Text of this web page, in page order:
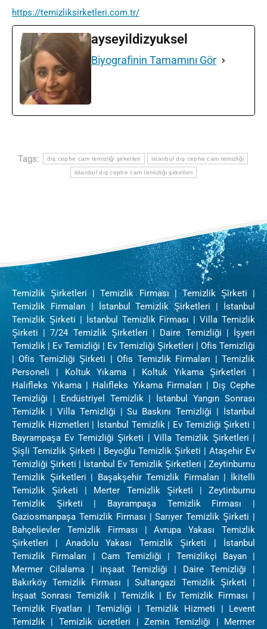
https://temizliksirketleri.com.tr/
ayseyildizyuksel
Biyografinin Tamamını Gör
Tags: dış cephe cam temizliği şirketleri istanbul dış cephe cam temizliği
istanbul dış cephe cam temizliği şirketleri
Temizlik Şirketleri | Temizlik Firması | Temizlik Şirketi |
Temizlik Firmaları | İstanbul Temizlik Şirketleri | İstanbul
Temizlik Şirketi | İstanbul Temizlik Firması | Villa Temizlik
Şirketi | 7/24 Temizlik Şirketleri | Daire Temizliği | İşyeri
Temizlik | Ev Temizliği | Ev Temizliği Şirketleri | Ofis Temizliği
| Ofis Temizliği Şirketi | Ofis Temizlik Firmaları | Temizlik
Personeli | Koltuk Yıkama | Koltuk Yıkama Şirketleri |
Halıfleks Yıkama | Halıfleks Yıkama Firmaları | Dış Cephe
Temizliği | Endüstriyel Temizlik | İstanbul Yangın Sonrası
Temizlik | Villa Temizliği | Su Baskını Temizliği | İstanbul
Temizlik Hizmetleri | İstanbul Temizlik | Ev Temizliği Şirketi |
Bayrampaşa Ev Temizliği Şirketi | Villa Temizlik Şirketleri |
Şişli Temizlik Şirketi | Beyoğlu Temizlik Şirketi | Ataşehir Ev
Temizliği Şirketi | İstanbul Ev Temizlik Şirketleri | Zeytinburnu
Temizlik Şirketleri | Başakşehir Temizlik Firmaları | İkitelli
Temizlik Şirketi | Merter Temizlik Şirketi | Zeytinburnu
Temizlik Şirketi | Bayrampaşa Temizlik Firması |
Gaziosmanpaşa Temizlik Firması | Sarıyer Temizlik Şirketi |
Bahçelievler Temizlik Firması | Avrupa Yakası Temizlik
Şirketleri | Anadolu Yakası Temizlik Şirketi | İstanbul
Temizlik Firmaları | Cam Temizliği | Temizlikçi Bayan |
Mermer Cilalama | inşaat Temizliği | Daire Temizliği |
Bakırköy Temizlik Firması | Sultangazi Temizlik Şirketi |
İnşaat Sonrası Temizlik | Temizlik | Ev Temizlik Firması |
Temizlik Fiyatları | Temizliği | Temizlik Hizmeti | Levent
Temizlik | Temizlik ücretleri | Zemin Temizliği | Mermer